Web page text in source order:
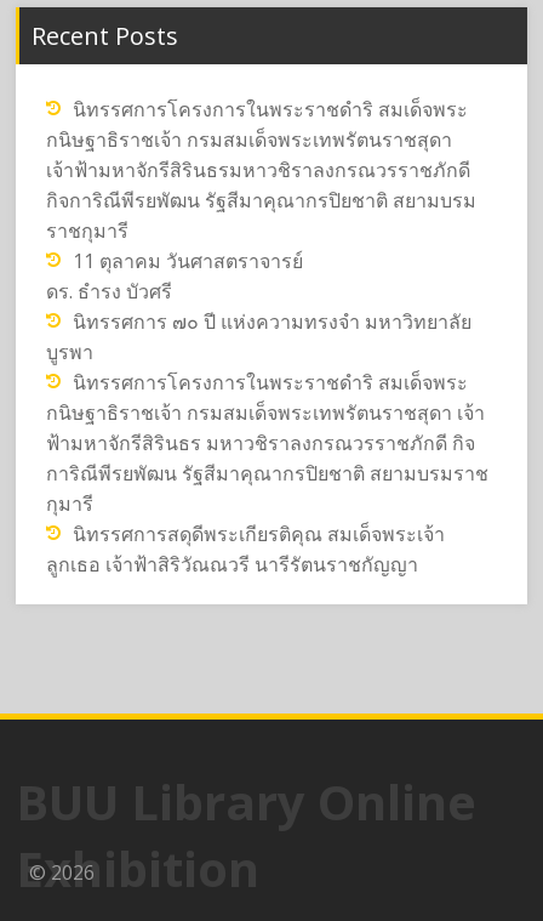
Recent Posts
นิทรรศการโครงการในพระราชดำริ สมเด็จพระ
กนิษฐาธิราชเจ้า กรมสมเด็จพระเทพรัตนราชสุดา
เจ้าฟ้ามหาจักรีสิรินธรมหาวชิราลงกรณวรราชภักดี
กิจการิณีพีรยพัฒน รัฐสีมาคุณากรปิยชาติ สยามบรม
ราชกุมารี
11 ตุลาคม วันศาสตราจารย์
ดร. ธำรง บัวศรี
นิทรรศการ ๗๐ ปี แห่งความทรงจำ มหาวิทยาลัย
บูรพา
นิทรรศการโครงการในพระราชดำริ สมเด็จพระ
กนิษฐาธิราชเจ้า กรมสมเด็จพระเทพรัตนราชสุดา เจ้า
ฟ้ามหาจักรีสิรินธร มหาวชิราลงกรณวรราชภักดี กิจ
การิณีพีรยพัฒน รัฐสีมาคุณากรปิยชาติ สยามบรมราช
กุมารี
นิทรรศการสดุดีพระเกียรติคุณ สมเด็จพระเจ้า
ลูกเธอ เจ้าฟ้าสิริวัณณวรี นารีรัตนราชกัญญา
BUU Library Online
Exhibition
© 2026